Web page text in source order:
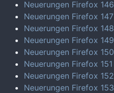
Neuerungen Firefox 146
Neuerungen Firefox 147
Neuerungen Firefox 148
Neuerungen Firefox 149
Neuerungen Firefox 150
Neuerungen Firefox 151
Neuerungen Firefox 152
Neuerungen Firefox 153